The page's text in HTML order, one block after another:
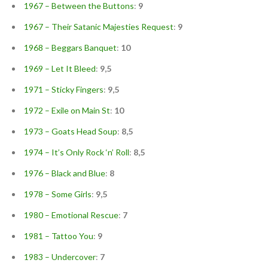
1967 – Between the Buttons: 9
1967 – Their Satanic Majesties Request: 9
1968 – Beggars Banquet: 10
1969 – Let It Bleed: 9,5
1971 – Sticky Fingers: 9,5
1972 – Exile on Main St: 10
1973 – Goats Head Soup: 8,5
1974 – It’s Only Rock ‘n’ Roll: 8,5
1976 – Black and Blue: 8
1978 – Some Girls: 9,5
1980 – Emotional Rescue: 7
1981 – Tattoo You: 9
1983 – Undercover: 7